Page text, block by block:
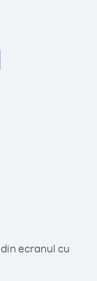
ecranul cu